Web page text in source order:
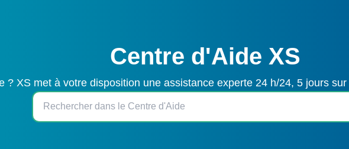
Centre d'Aide XS
? XS met à votre disposition une assistance experte 24 h/24, 5 jours